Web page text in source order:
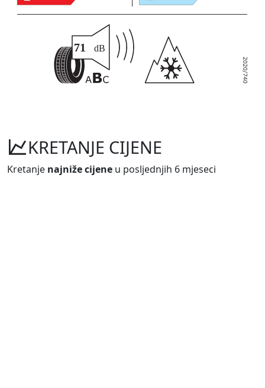
KRETANJE CIJENE
Kretanje najniže cijene u posljednjih 6 mjeseci